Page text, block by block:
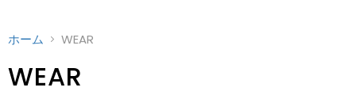
ホーム WEAR
WEAR